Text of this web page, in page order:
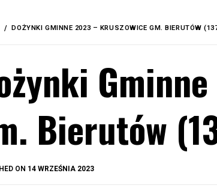
DOŻYNKI GMINNE 2023 – KRUSZOWICE GM. BIERUTÓW
Bierutów
ON 14 WRZEŚNIA 2023